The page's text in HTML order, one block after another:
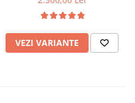
VEZI VARIANTE